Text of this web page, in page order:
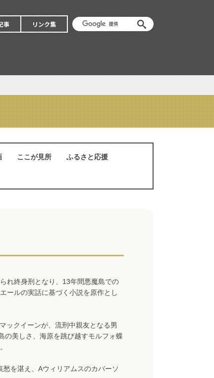
事 リンク集
ここが見所 ふるさと応援
れ終身刑となり、13年間悪魔島での
ールの実話に基づく小説を原作とし
ックイーンが、流刑中親友となる男
の美しさ、海原を跳び越すモルフォ蝶
を湛え、Aウィリアムスのカバーソ